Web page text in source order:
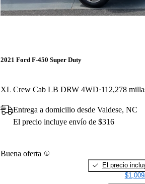
2021 Ford F-450 Super Duty
XL Crew Cab LB DRW 4WD 112,278
Entrega a domicilio desde Valdese, NC
El precio incluye envío de $316
Buena oferta
El precio